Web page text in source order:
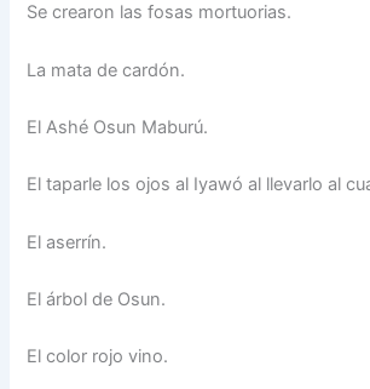
Se crearon las fosas mortuorias.
La mata de cardón.
El Ashé Osun Maburú.
El taparle los ojos al Iyawó al llevarlo al
El aserrín.
El árbol de Osun.
El color rojo vino.